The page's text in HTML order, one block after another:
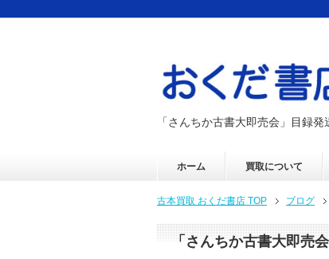
「さんちか古書大即売会」目録発
ホーム 買取について
古本買取 おくだ書店 TOP ブログ
「さんちか古書大即売